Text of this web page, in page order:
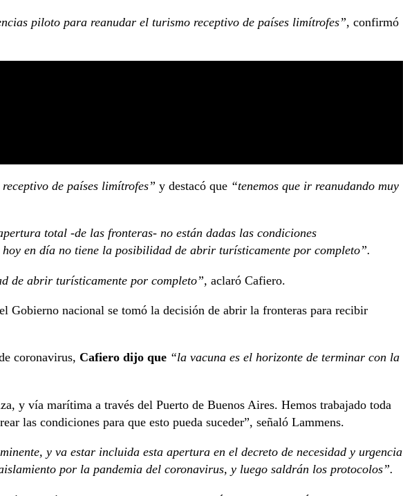
piloto para reanudar el turismo receptivo de países limítrofes”, confirmó
de países limítrofes” y destacó que “tenemos que ir reanudando muy
total -de las fronteras- no están dadas las condiciones
en día no tiene la posibilidad de abrir turísticamente por completo”.
de abrir turísticamente por completo”, aclaró Cafiero.
Gobierno nacional se tomó la decisión de abrir la fronteras para recibir
coronavirus, Cafiero dijo que “la vacuna es el horizonte de terminar con la
y vía marítima a través del Puerto de Buenos Aires. Hemos trabajado toda
las condiciones para que esto pueda suceder”, señaló Lammens.
y va estar incluida esta apertura en el decreto de necesidad y urgencia
por la pandemia del coronavirus, y luego saldrán los protocolos”.